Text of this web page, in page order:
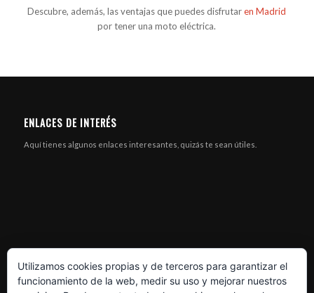
Descubre, además, las ventajas que puedes disfrutaren Madrid
por tener una moto eléctrica.
ENLACES DE INTERÉS
Aquí tienes algunos enlaces interesantes, quizás te sean útiles.
Utilizamos cookies propias y de terceros para garantizar el
funcionamiento de la web, medir su uso y mejorar nuestros